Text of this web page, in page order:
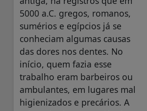
5000 a.C. gregos, romanos,
sumérios e egípcios já se
conheciam algumas causas
das dores nos dentes. No
início, quem fazia esse
trabalho eram barbeiros ou
ambulantes, em lugares mal
higienizados e precários. A